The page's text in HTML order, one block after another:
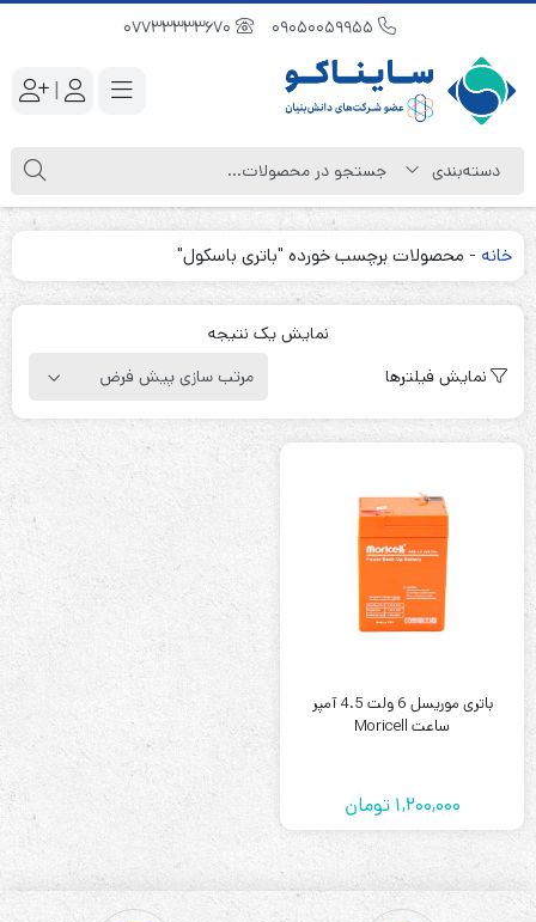
|
خانه - محصولات برچسب خورده "باتری باسکول"
نمایش یک نتیجه
نمایش فیلترها
باتری موریسل 6 ولت 4.5 آمپر
ساعت Moricell
1,200,000 تومان